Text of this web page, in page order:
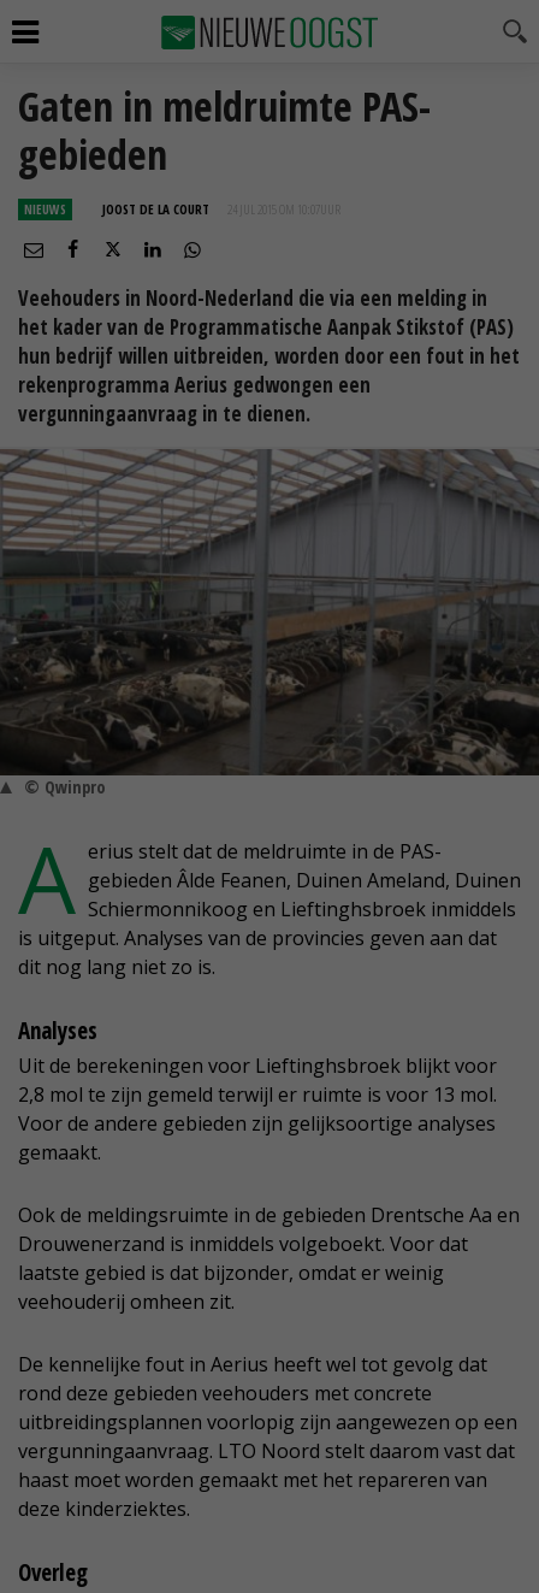
Gaten in meldruimte PAS-
gebieden
NIEUWS JOOST DE LA COURT 24 JUL 2015 OM 10:07
Veehouders in Noord-Nederland die via een melding in
het kader van de Programmatische Aanpak Stikstof (PAS)
hun bedrijf willen uitbreiden, worden door een fout in het
rekenprogramma Aerius gedwongen een
vergunningaanvraag in te dienen.
© Qwinpro
A erius stelt dat de meldruimte in de PAS-
gebieden Âlde Feanen, Duinen Ameland, Duinen
Schiermonnikoog en Lieftinghsbroek inmiddels
is uitgeput. Analyses van de provincies geven aan dat
dit nog lang niet zo is.
Analyses
Uit de berekeningen voor Lieftinghsbroek blijkt voor
2,8 mol te zijn gemeld terwijl er ruimte is voor 13 mol.
Voor de andere gebieden zijn gelijksoortige analyses
gemaakt.
Ook de meldingsruimte in de gebieden Drentsche Aa en
Drouwenerzand is inmiddels volgeboekt. Voor dat
laatste gebied is dat bijzonder, omdat er weinig
veehouderij omheen zit.
De kennelijke fout in Aerius heeft wel tot gevolg dat
rond deze gebieden veehouders met concrete
uitbreidingsplannen voorlopig zijn aangewezen op een
vergunningaanvraag. LTO Noord stelt daarom vast dat
haast moet worden gemaakt met het repareren van
deze kinderziektes.
Overleg